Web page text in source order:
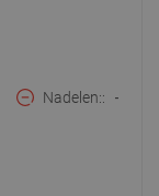
Nadelen: -